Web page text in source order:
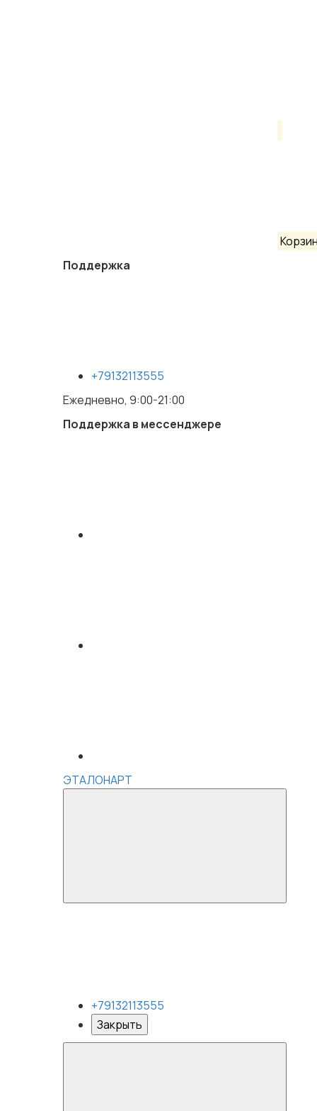
Поддержка
+79132113555
Ежедневно, 9:00-21:00
Поддержка в мессенджере
ЭТАЛОНАРТ
+79132113555
Закрыть